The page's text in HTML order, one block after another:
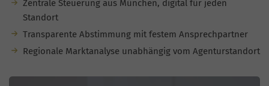
Zentrale Steuerung aus München, digital für jeden
Standort
Transparente Abstimmung mit festem Ansprechpartner
Regionale Marktanalyse unabhängig vom Agenturstandort